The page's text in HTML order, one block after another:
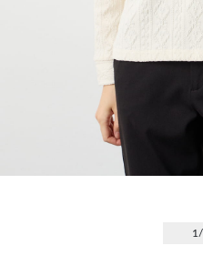
1